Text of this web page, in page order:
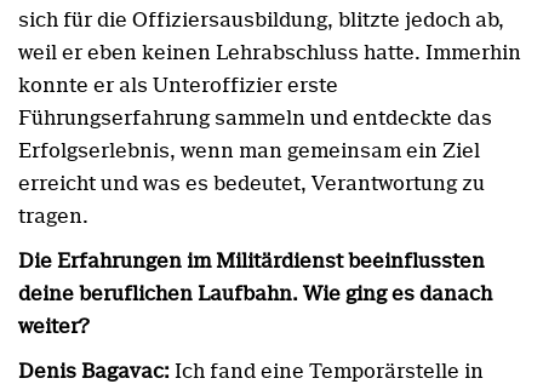
sich für die Offiziersausbildung, blitzte jedoch ab,
weil er eben keinen Lehrabschluss hatte. Immerhin
konnte er als Unteroffizier erste
Führungserfahrung sammeln und entdeckte das
Erfolgserlebnis, wenn man gemeinsam ein Ziel
erreicht und was es bedeutet, Verantwortung zu
tragen.
Die Erfahrungen im Militärdienst beeinflussten
deine beruflichen Laufbahn. Wie ging es danach
weiter?
Denis Bagavac: Ich fand eine Temporärstelle in